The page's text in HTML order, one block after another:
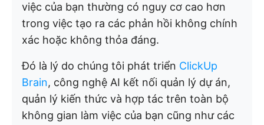
việc của bạn thường có nguy cơ cao hơn
trong việc tạo ra các phản hồi không chính
xác hoặc không thỏa đáng.
Đó là lý do chúng tôi phát triển ClickUp
Brain, công nghệ AI kết nối quản lý dự án,
quản lý kiến thức và hợp tác trên toàn bộ
không gian làm việc của bạn cũng như các